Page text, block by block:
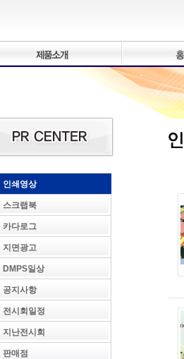
인쇄영상
스크랩북
카다로그
지면광고
DMPS일상
공지사항
전시회일정
지난전시회
판매점